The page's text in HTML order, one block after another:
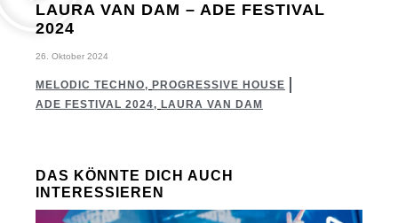
LAURA VAN DAM – ADE FESTIVAL
2024
26. Oktober 2024
MELODIC TECHNO, PROGRESSIVE HOUSE
ADE FESTIVAL 2024, LAURA VAN DAM
DAS KÖNNTE DICH AUCH
INTERESSIEREN